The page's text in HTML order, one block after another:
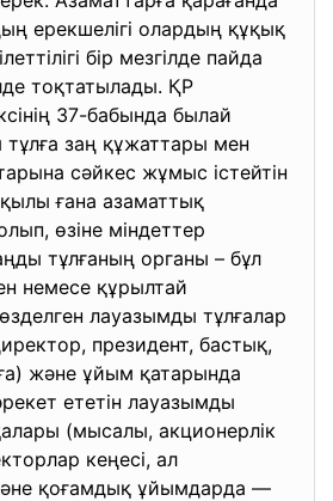
ерекшелігі олардың құқық
бір мезгілде пайда
тоқтатылады. ҚР
37-бабында былай
тұлға заң құжаттары мен
сәйкес жұмыс істейтін
ғана азаматтық
өзіне міндеттер
тұлғаның органы – бұл
немесе құрылтай
лауазымды тұлғалар
президент, бастық,
және ұйым қатарында
ететін лауазымды
(мысалы, акционерлік
кеңесі, ал
қоғамдық ұйымдарда ––